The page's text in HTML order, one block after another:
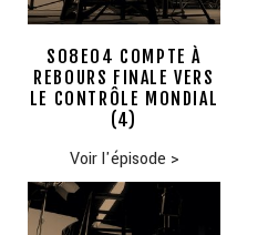
S08E04 COMPTE À
REBOURS FINALE VERS
LE CONTRÔLE MONDIAL
(4)
Voir l'épisode >